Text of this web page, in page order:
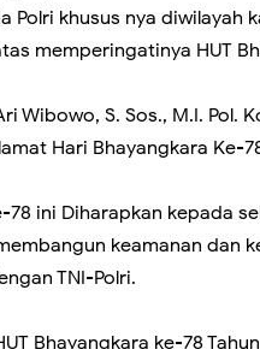
Polri khusus nya diwilayah
memperingatinya HUT
Wibowo, S. Sos., M.I. Pol.
Hari Bhayangkara Ke-
78 ini Diharapkan kepada
keamanan dan
TNI-Polri.
Bhayangkara ke-78